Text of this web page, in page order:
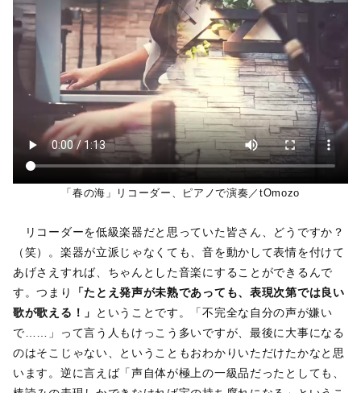
「春の海」リコーダー、ピアノで演奏／tOmozo
リコーダーを低級楽器だと思っていた皆さん、どうですか？
（笑）。楽器が立派じゃなくても、音を動かして表情を付けて
あげさえすれば、ちゃんとした音楽にすることができるんで
す。つまり
「たとえ発声が未熟であっても、表現次第では良い
歌が歌える！」
ということです。「不完全な自分の声が嫌い
で……」って言う人もけっこう多いですが、最後に大事になる
のはそこじゃない、ということもおわかりいただけたかなと思
います。逆に言えば「声自体が極上の一級品だったとしても、